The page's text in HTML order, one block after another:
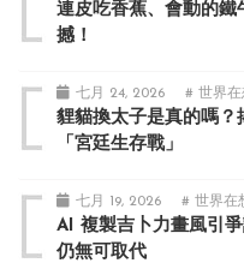
連皮吃香蕉、會動的
撼！
七月 24, 2026 # 世界在
貍貓換太子是真的嗎？
「宮廷生存戰」
七月 19, 2026 # 世界在
AI 複製吉卜力畫風引
仍無可取代